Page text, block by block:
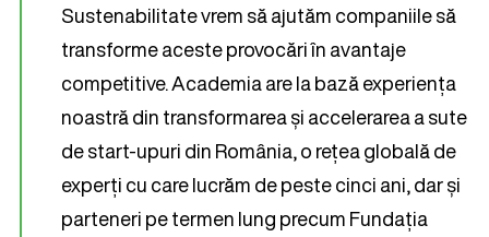
Sustenabilitate vrem să ajutăm companiile să
transforme aceste provocări în avantaje
competitive. Academia are la bază experiența
noastră din transformarea și accelerarea a sute
de start-upuri din România, o rețea globală de
experți cu care lucrăm de peste cinci ani, dar și
parteneri pe termen lung precum Fundația